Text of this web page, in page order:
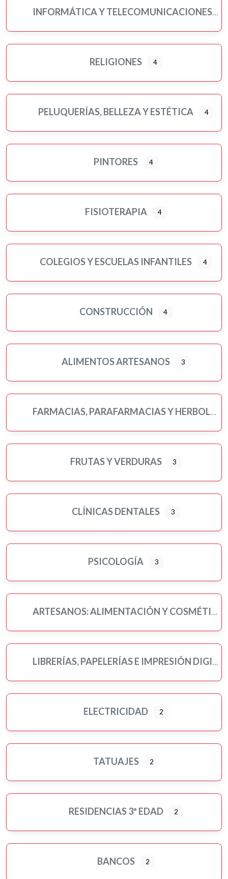
INFORMÁTICA Y TELECOMUNICACIONES
RELIGIONES 4
PELUQUERÍAS, BELLEZA Y ESTÉTICA 4
PINTORES 4
FISIOTERAPIA 4
COLEGIOS Y ESCUELAS INFANTILES 4
CONSTRUCCIÓN 4
ALIMENTOS ARTESANOS 3
FARMACIAS, PARAFARMACIAS Y HERBOLARIOS
FRUTAS Y VERDURAS 3
CLÍNICAS DENTALES 3
PSICOLOGÍA 3
ARTESANOS: ALIMENTACIÓN Y COSMÉTICA
LIBRERÍAS, PAPELERÍAS E IMPRESIÓN DIGITAL
ELECTRICIDAD 2
TATUAJES 2
RESIDENCIAS 3ª EDAD 2
BANCOS 2